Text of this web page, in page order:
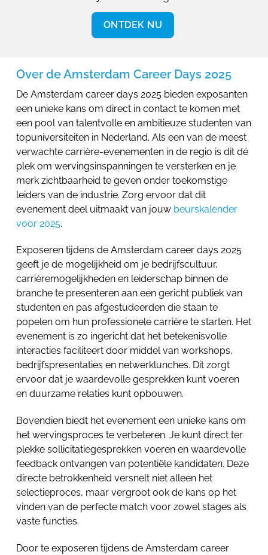
ONTDEK NU
Over de Amsterdam Career Days 2025
De Amsterdam career days 2025 bieden exposanten
een unieke kans om direct in contact te komen met
een pool van talentvolle en ambitieuze studenten van
topuniversiteiten in Nederland. Als een van de meest
verwachte carrière-evenementen in de regio is dit dé
plek om wervingsinspanningen te versterken en je
merk zichtbaarheid te geven onder toekomstige
leiders van de industrie. Zorg ervoor dat dit
evenement deel uitmaakt van jouw beurskalender
voor 2025.
Exposeren tijdens de Amsterdam career days 2025
geeft je de mogelijkheid om je bedrijfscultuur,
carrièremogelijkheden en leiderschap binnen de
branche te presenteren aan een gericht publiek van
studenten en pas afgestudeerden die staan te
popelen om hun professionele carrière te starten. Het
evenement is zo ingericht dat het betekenisvolle
interacties faciliteert door middel van workshops,
bedrijfspresentaties en netwerklunches. Dit zorgt
ervoor dat je waardevolle gesprekken kunt voeren
en duurzame relaties kunt opbouwen.
Bovendien biedt het evenement een unieke kans om
het wervingsproces te verbeteren. Je kunt direct ter
plekke sollicitatiegesprekken voeren en waardevolle
feedback ontvangen van potentiële kandidaten. Deze
directe betrokkenheid versnelt niet alleen het
selectieproces, maar vergroot ook de kans op het
vinden van de perfecte match voor zowel stages als
vaste functies.
Door te exposeren tijdens de Amsterdam career